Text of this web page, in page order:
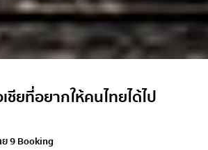
เชียที่อยากให้คนไทยได้ไป
9 Booking